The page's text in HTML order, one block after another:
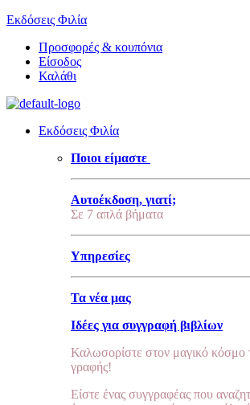
Εκδόσεις Φιλία
Προσφορές & κουπόνια
Είσοδος
Καλάθι
Εκδόσεις Φιλία
Ποιοι είμαστε
Αυτοέκδοση, γιατί;
Σε 7 απλά βήματα
Υπηρεσίες
Τα νέα μας
Ιδέες για συγγραφή βιβλίων
Καλωσορίστε στον μαγικό κόσμο
γραφής!
Είστε ένας συγγραφέας που